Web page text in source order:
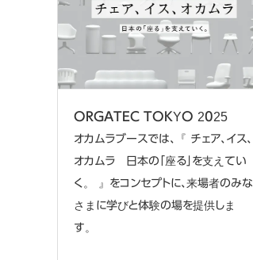
ORGATEC TOKYO 2025
オカムラブースでは、『 チェア、イス、
オカムラ 日本の「座る」を支えてい
く。 』をコンセプトに、来場者のみな
さまに学びと体験の場を提供しま
す。